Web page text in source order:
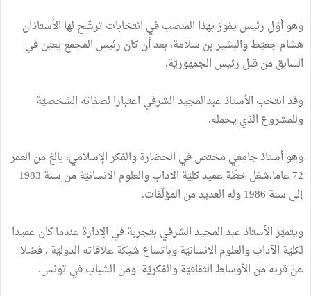
وهو أوّل رئيس يفوز بهذا المنصب في انتخابات ترشّح لها الأستاذان
هشام جعيّط والبشير بن سلامة، بعد أن كان رئيس المجمع يعيّن في
السابق من قبل رئيس الجمهوريّة.
وقد انتخب الأستاذ عبدالمجيد الشرفي اعتبارا لصفاته الشخصيّة
وللمشروع الذي يحمله.
وهو أستاذ جامعي مختص في الحضارة والفكر الإسلامي، بالغ من العمر
72 عاما،شغل خطّة عميد كليّة الآداب والعلوم الانسانيّة من سنة 1983
إلى سنة 1986 وله العديد من المؤلّفات.
ويتميّز الأستاذ عبد المجيد الشرفي بتجربة في الإدارة عندما كان عميدا
لكليّة الآداب والعلوم الانسانيّة وباتساع شبكة علاقاته الدوليّة ، فضلا
عن قربه من الأوساط الثقافيّة والفكريّة ومن الشباب في تونس.